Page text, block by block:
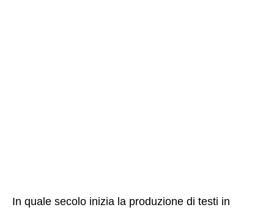
In quale secolo inizia la produzione di testi in